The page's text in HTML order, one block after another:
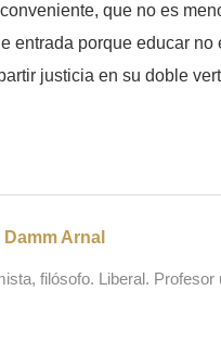
que no es
entrada porque educar
justicia en su doble
Arnal
filósofo. Liberal.